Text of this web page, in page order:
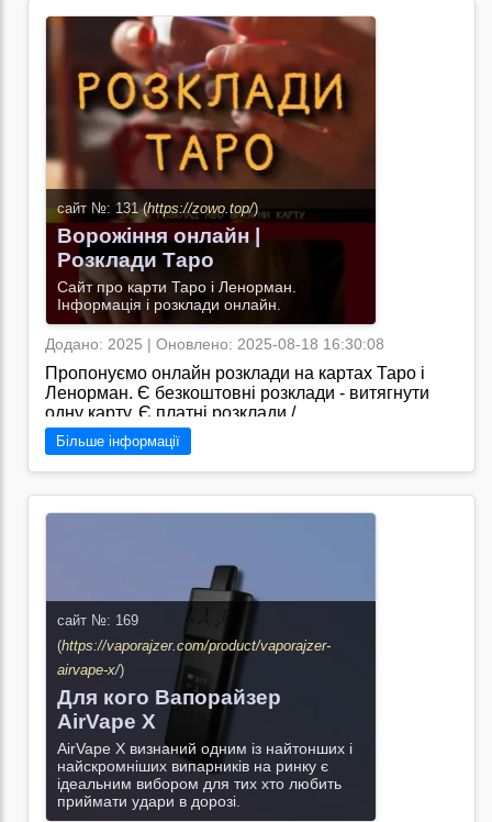
містичних практик. Перейти на сайт →
сайт №: 131 (https://zowo.top/)
Ворожіння онлайн |
Розклади Таро
Сайт про карти Таро і Ленорман.
Інформація і розклади онлайн.
Додано: 2025 | Оновлено: 2025-08-18 16:30:08
Пропонуємо онлайн розклади на картах Таро і
Ленорман. Є безкоштовні розклади - витягнути
одну карту. Є платні розклади./
Перейти на сайт →
Більше інформації
сайт №: 169
(https://vaporajzer.com/product/vaporajzer-
airvape-x/)
Для кого Вапорайзер
AirVape X
AirVape X визнаний одним із найтонших і
найскромніших випарників на ринку є
ідеальним вибором для тих хто любить
приймати удари в дорозі.